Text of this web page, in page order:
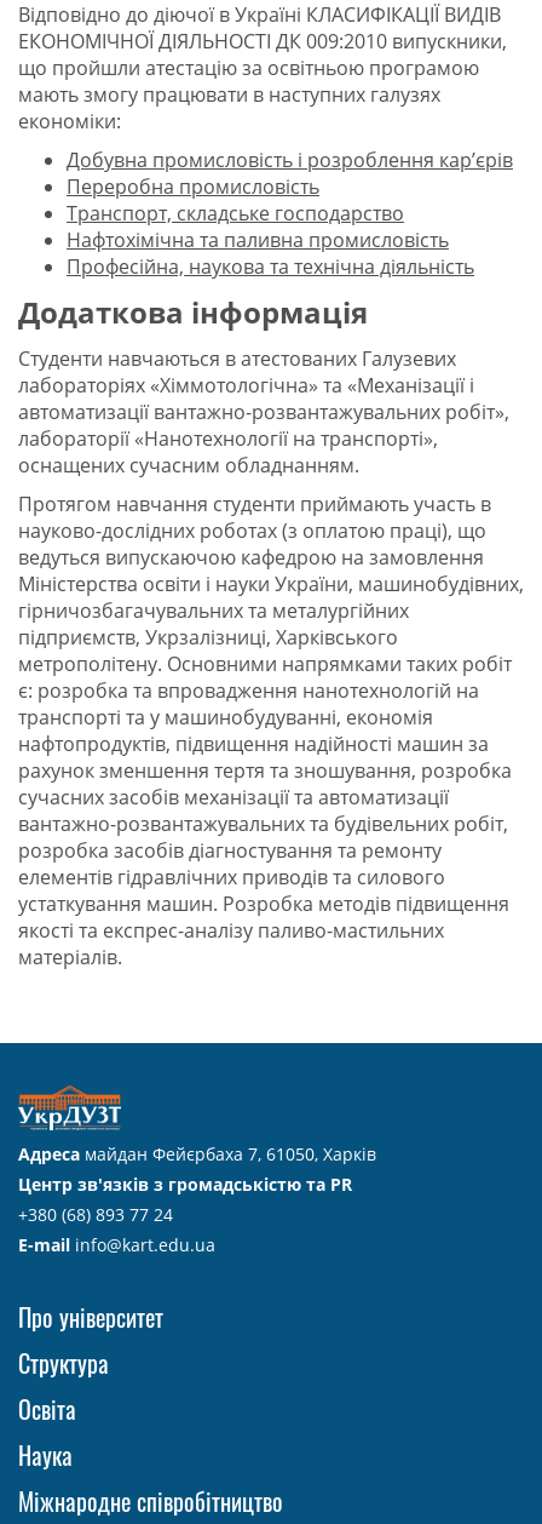
Відповідно до діючої в Україні КЛАСИФІКАЦІЇ ВИДІВ
ЕКОНОМІЧНОЇ ДІЯЛЬНОСТІ ДК 009:2010 випускники,
що пройшли атестацію за освітньою програмою
мають змогу працювати в наступних галузях
економіки:
Добувна промисловість і розроблення кар’єрів
Переробна промисловість
Транспорт, складське господарство
Нафтохімічна та паливна промисловість
Професійна, наукова та технічна діяльність
Додаткова інформація
Студенти навчаються в атестованих Галузевих
лабораторіях «Хіммотологічна» та «Механізації і
автоматизації вантажно-розвантажувальних робіт»,
лабораторії «Нанотехнології на транспорті»,
оснащених сучасним обладнанням.
Протягом навчання студенти приймають участь в
науково-дослідних роботах (з оплатою праці), що
ведуться випускаючою кафедрою на замовлення
Міністерства освіти і науки України, машинобудівних,
гірничозбагачувальних та металургійних
підприємств, Укрзалізниці, Харківського
метрополітену. Основними напрямками таких робіт
є: розробка та впровадження нанотехнологій на
транспорті та у машинобудуванні, економія
нафтопродуктів, підвищення надійності машин за
рахунок зменшення тертя та зношування, розробка
сучасних засобів механізації та автоматизації
вантажно-розвантажувальних та будівельних робіт,
розробка засобів діагностування та ремонту
елементів гідравлічних приводів та силового
устаткування машин. Розробка методів підвищення
якості та експрес-аналізу паливо-мастильних
матеріалів.
Адреса майдан Фейєрбаха 7, 61050, Харків
Центр зв'язків з громадськістю та PR
+380 (68) 893 77 24
E-mail info@kart.edu.ua
Про університет
Структура
Освіта
Наука
Міжнародне співробітництво